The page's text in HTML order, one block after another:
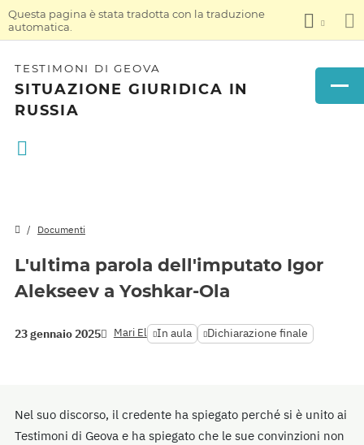
Questa pagina è stata tradotta con la traduzione
automatica.
TESTIMONI DI GEOVA
SITUAZIONE GIURIDICA IN
RUSSIA
Documenti
L'ultima parola dell'imputato Igor
Alekseev a Yoshkar-Ola
23 gennaio 2025 Mari El In aula Dichiarazione finale
Nel suo discorso, il credente ha spiegato perché si è unito ai
Testimoni di Geova e ha spiegato che le sue convinzioni non